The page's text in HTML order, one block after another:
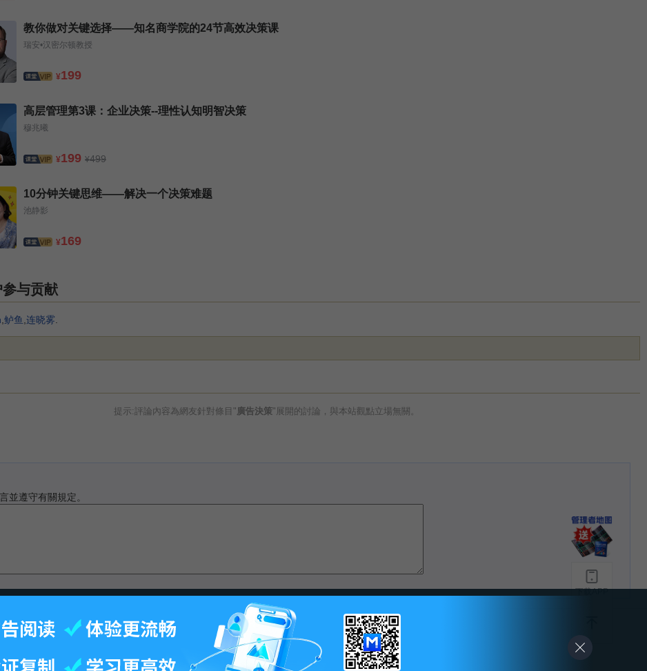
教你做对关键选择——知名商学院的24节高效决策课
瑞安•汉密尔顿教授
¥199
高层管理第3课：企业决策--理性认知明智决策
穆兆曦
¥199 ¥499
10分钟关键思维——解决一个决策难题
池静影
¥169
与贡献
,鲈鱼 ,连晓雾.
提示:評論內容為網友針對條目" 廣告決策"展開的討論，與本站觀點立場無關。
並遵守有關規定。
下载APP
最後更改15:20, 2013年7月31日.
库首页 百科首页 关于百科 客户端 人才招聘 广告合作- 权利通知-联系我们-免责声明 友情链接
©2026 MBAlib.com, All rights reserved.